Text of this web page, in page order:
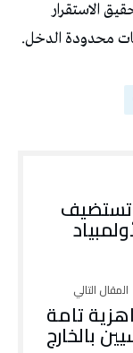
الاستقرار
محدودة الدخل.
تستضيف
تامة
بالخارج